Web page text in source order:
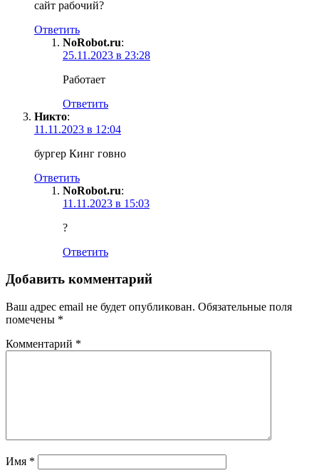
сайт рабочий?
Ответить
NoRobot.ru:
25.11.2023 в 23:28
Работает
Ответить
Никто:
11.11.2023 в 12:04
бургер Кинг говно
Ответить
NoRobot.ru:
11.11.2023 в 15:03
?
Ответить
Добавить комментарий
Ваш адрес email не будет опубликован. Обязательные поля
помечены *
Комментарий *
Имя *